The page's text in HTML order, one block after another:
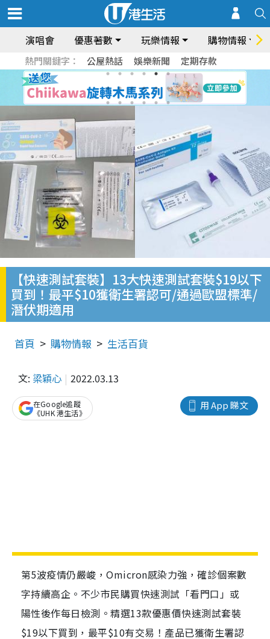
演唱會 優惠著數 玩樂情報 購物情報
熱門關鍵字： 公屋熱話 娛樂新聞 定期存款
【快速測試套裝】13大快速測試套裝$19以下
買到！最平$10獲衛生署認可/通過歐盟標準/
潛伏期適用
首頁 購物情報 生活百貨
文: 梁穎心 2022.03.13
用 App 睇文
在Google追蹤
《UHK 港生活》
第5波疫情仍嚴峻，Omicron感染力強，確診個案數
字持續高企。不少市民購買快速測試「看門口」或
陽性後作每日檢測。精選13款優惠價快速測試套裝
$19以下買到，最平$10有交易！產品已獲衛生署認